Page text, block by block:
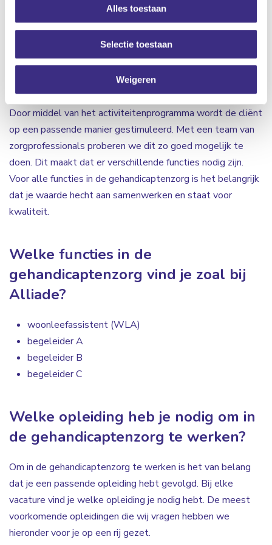
Alles toestaan
Selectie toestaan
Weigeren
cliënten kunnen ondersteunen en begeleiden zodat
moeilijke situaties omgebogen worden naar kansen. Ook
ondersteun je bij Algemene Dagelijkse Levensverrichtingen
(ADL). De cliënten worden hierbij gemotiveerd om veel
zelf te proberen. Verder is het ondersteunen bij de
vrijetijdsinvulling één van de taken in de gehandicaptenzorg.
Door middel van het activiteitenprogramma wordt de cliënt
op een passende manier gestimuleerd. Met een team van
zorgprofessionals proberen we dit zo goed mogelijk te
doen. Dit maakt dat er verschillende functies nodig zijn.
Voor alle functies in de gehandicaptenzorg is het belangrijk
dat je waarde hecht aan samenwerken en staat voor
kwaliteit.
Welke functies in de
gehandicaptenzorg vind je zoal bij
Alliade?
woonleefassistent (WLA)
begeleider A
begeleider B
begeleider C
Welke opleiding heb je nodig om in
de gehandicaptenzorg te werken?
Om in de gehandicaptenzorg te werken is het van belang
dat je een passende opleiding hebt gevolgd. Bij elke
vacature vind je welke opleiding je nodig hebt. De meest
voorkomende opleidingen die wij vragen hebben we
hieronder voor je op een rij gezet.